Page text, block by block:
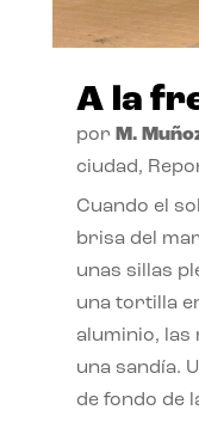
A la
por M.
ciudad,
Cuando el
brisa del
unas sillas
una tortilla
aluminio, las
una sandía.
de fondo de